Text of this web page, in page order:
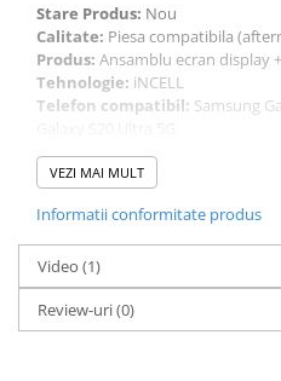
Stare Produs: Nou
Calitate: Piesa compatibila
Produs: Ansamblu ecran display
Tehnologie: iNCELL
Telefon compatibil: Samsung
(SM-G988, SM-G988U, SM-
G988N, SM-G988B, SM-G988W,
https://www.youtube.com/
VEZI MAI MULT
Informatii conformitate produs
Video (1)
Review-uri(0)